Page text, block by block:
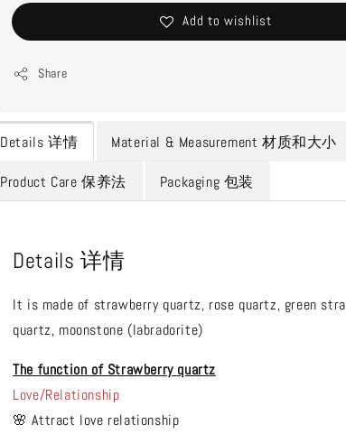
Add to wishlist
Share
Details 详情 Material & Measurement 材质和大小
Product Care 保养法 Packaging 包装
Details 详情
It is made of strawberry quartz, rose quartz, green
quartz, moonstone (labradorite)
The function of Strawberry quartz
Love/Relationship
🌸 Attract love relationship